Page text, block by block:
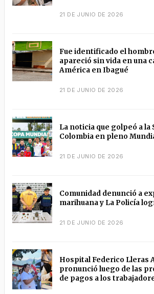
21 DE JUNIO DE 2026
Fue identificado el
apareció sin vida en una
América en Ibagué
21 DE JUNIO DE 2026
La noticia que golpeó a la
Colombia en pleno
21 DE JUNIO DE 2026
Comunidad denunció a
marihuana y La Policía
21 DE JUNIO DE 2026
Hospital Federico Lleras
pronunció luego de las
de pagos a los